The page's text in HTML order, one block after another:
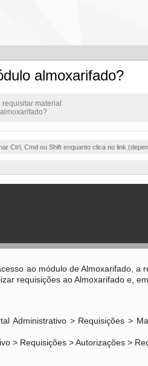
almoxarifado?
requisitar material
Ctrl, Cmd ou Shift enquanto clica no link